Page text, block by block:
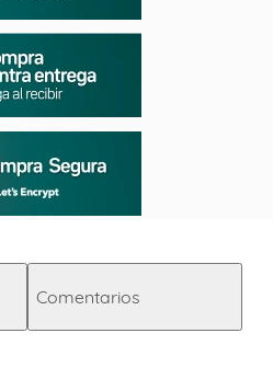
Comentarios